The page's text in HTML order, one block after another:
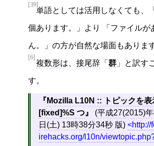
[39]
単語としては活用しなくても、
個あります。」より 「ファイルが
ん。」の方が自然な場面もあります
[6]
複数形は、 接尾辞 「 群 」と訳す
す。
Mozilla L10N :: トピックを表
[fixed]%S つ (平成27(2015)
日(土) 13時38分34秒版)
http://
irehacks.org/l10n/